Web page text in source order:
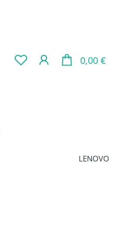
0,00 €
LENOVO